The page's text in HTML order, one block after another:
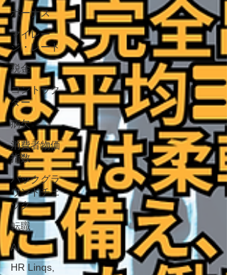
ボーナス
マイレー
ジ・レート
税金
コントラク
ター
病欠
消費者物価
指数
バックグラ
ウンドチェ
ック
転職
AI
HR Linqs,